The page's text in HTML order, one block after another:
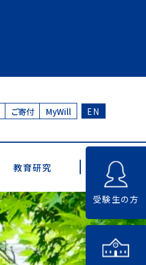
ご寄付 MyWill EN
教育研究
受験生の方